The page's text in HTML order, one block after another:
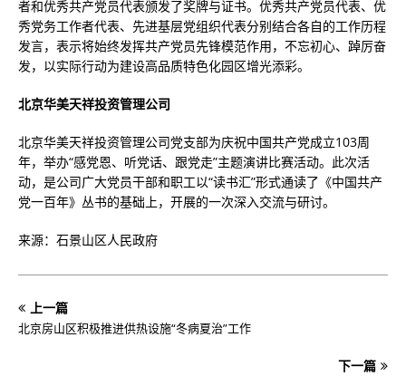
者和优秀共产党员代表颁发了奖牌与证书。优秀共产党员代表、优
秀党务工作者代表、先进基层党组织代表分别结合各自的工作历程
发言，表示将始终发挥共产党员先锋模范作用，不忘初心、踔厉奋
发，以实际行动为建设高品质特色化园区增光添彩。
北京华美天祥投资管理公司
北京华美天祥投资管理公司党支部为庆祝中国共产党成立103周
年，举办“感党恩、听党话、跟党走”主题演讲比赛活动。此次活
动，是公司广大党员干部和职工以“读书汇”形式通读了《中国共产
党一百年》丛书的基础上，开展的一次深入交流与研讨。
来源：石景山区人民政府
上一篇
北京房山区积极推进供热设施“冬病夏治”工作
下一篇